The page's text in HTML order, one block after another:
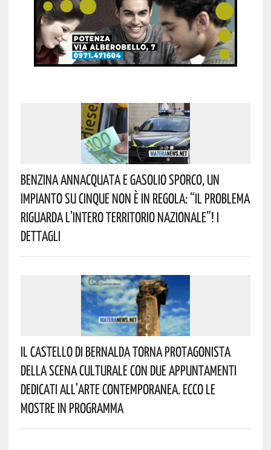
Benzina Annacquata E Gasolio Sporco, Un
Impianto Su Cinque Non È In Regola: “il Problema
Riguarda L’intero Territorio Nazionale”! I
Dettagli
Il Castello Di Bernalda Torna Protagonista
Della Scena Culturale Con Due Appuntamenti
Dedicati All’arte Contemporanea. Ecco Le
Mostre In Programma